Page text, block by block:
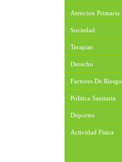
Atencion Primaria
Sociedad
Terapias
Derecho
Factores De Riesgo
Politica Sanitaria
Deportes
Actividad Fisica